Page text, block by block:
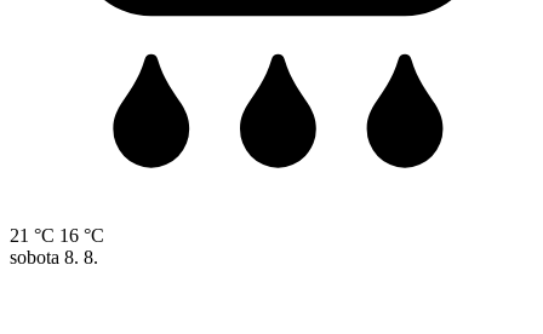
21 °C 16 °C
sobota 8. 8.